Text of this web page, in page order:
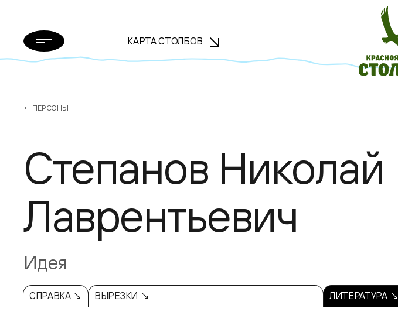
КАРТА СТОЛБОВ
← ПЕРСОНЫ
Степанов Николай
Лаврентьевич
Идея
СПРАВКА ↘ ВЫРЕЗКИ ↘ ЛИТЕРАТУРА ↘